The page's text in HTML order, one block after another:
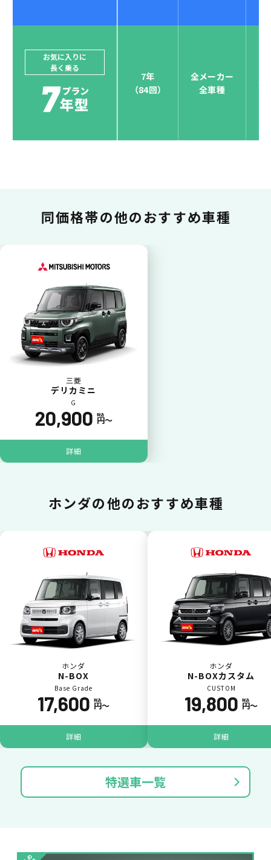
ジョイカルジャパンでは、カーリース決済を国際5大カ
他にはないサービスがクレジットカード決済、賢くポ
イント運用も！
ポイント還元
カードで支払い
普段のお買い物同様、お車の月々利用料をカ
ード払いが可能です。
一括払いが可能
いままで難しかったカーリースの利用料金を
一括（一回）払いで可能。
ポイントが貯まる
カーリース料金をカードで支払えるので、ポ
イントが貯まります。
お気に入りに
長く乗る
7年
（84回）
全メーカー
全車種
全
同価格帯の他のおすすめ車種
三菱
デリカミニ
G
20,900 税込
円〜
詳細
ホンダの他のおすすめ車種
ホンダ
N-BOX
Base Grade
17,600 税込
円〜
詳細
ホンダ
N-BOXカスタム
CUSTOM
19,800 税込
円〜
詳細
特選車一覧